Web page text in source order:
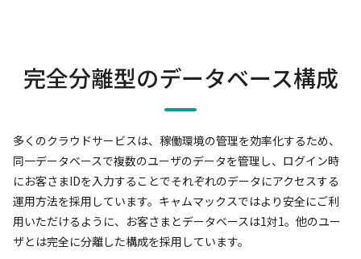
完全分離型のデータベース構成
多くのクラウドサービスは、稼働環境の管理を効率化するため、
同一データベースで複数のユーザのデータを管理し、 ログイン時
にお客さまIDを入力することでそれぞれのデータにアクセスする
運用方法を採用しています。 キャムマックスではより安全にご利
用いただけるように、お客さまとデータベースは1対1。 他のユー
ザとは完全に分離した構成を採用しています。